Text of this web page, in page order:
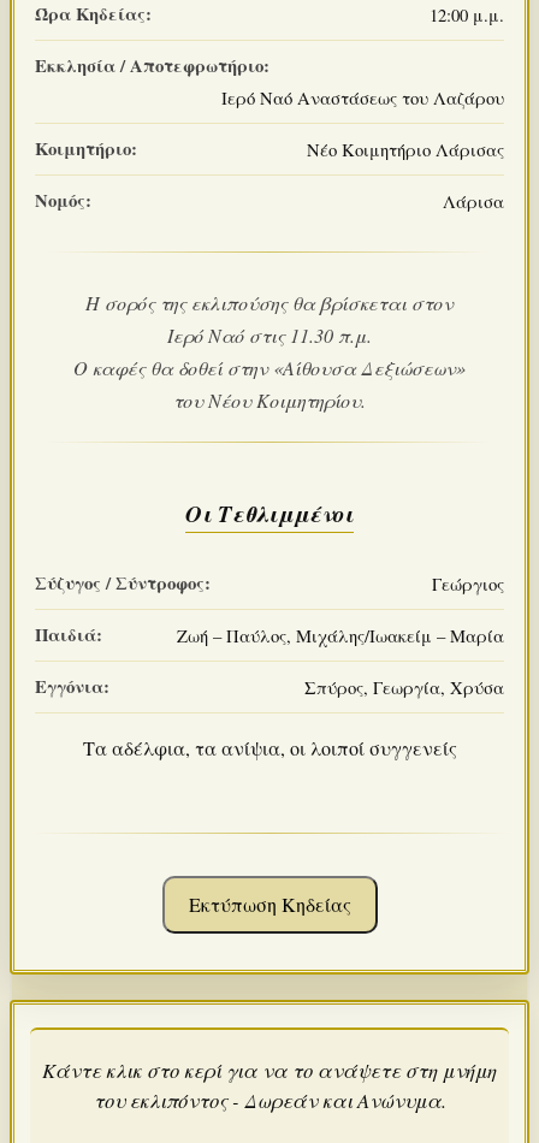
Ώρα Κηδείας: 12:00 μ.μ.
Εκκλησία / Αποτεφρωτήριο:
Ιερό Ναό Αναστάσεως του Λαζάρου
Κοιμητήριο: Νέο Κοιμητήριο Λάρισας
Νομός: Λάρισα
Η σορός της εκλιπούσης θα βρίσκεται στον
Ιερό Ναό στις 11.30 π.μ.
Ο καφές θα δοθεί στην «Αίθουσα Δεξιώσεων»
του Νέου Κοιμητηρίου.
Οι Τεθλιμμένοι
Σύζυγος / Σύντροφος: Γεώργιος
Παιδιά: Ζωή – Παύλος, Μιχάλης/Ιωακείμ – Μαρία
Εγγόνια: Σπύρος, Γεωργία, Χρύσα
Τα αδέλφια, τα ανίψια, οι λοιποί συγγενείς
Εκτύπωση Κηδείας
Κάντε κλικ στο κερί για να το ανάψετε στη μνήμη
του εκλιπόντος - Δωρεάν και Ανώνυμα.